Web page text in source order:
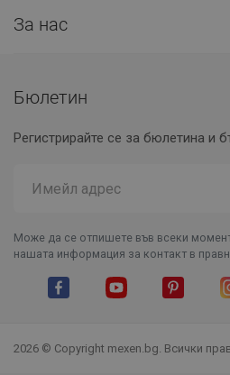
За нас
Бюлетин
Регистрирайте се за бюлетина и
Може да се отпишете във всеки
нашата информация за контакт в
2026 © Copyright mexen.bg. Всички